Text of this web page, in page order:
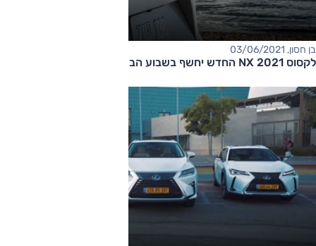
בן חסון, 03/06/2021
לקסוס NX 2021 החדש יחשף בשבוע הבא